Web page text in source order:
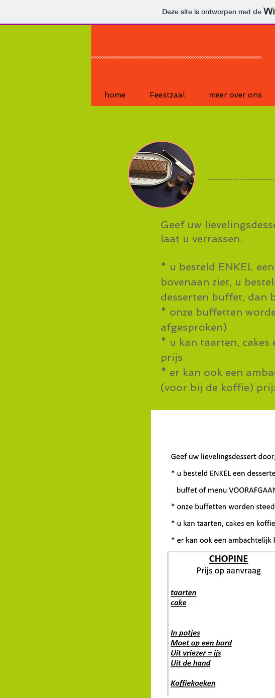
Deze site is ontworpen met de
home Feestzaal meer over ons
Geef uw
laat u verrassen.
* u besteld ENKEL
bovenaan ziet, u
desserten buffet, dan
* onze buffetten
afgesproken)
* u kan taarten, cakes
prijs
* er kan ook een
(voor bij de koffie)